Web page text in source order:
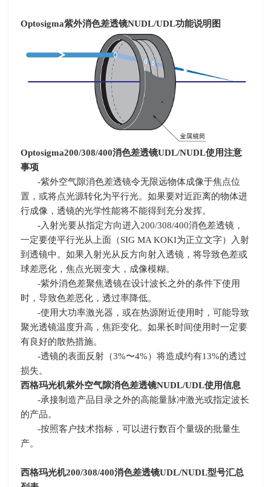
Optosigma紫外消色差透镜NUDL/UDL功能说明图
Optosigma200/308/400消色差透镜UDL/NUDL使用注意
事项
-紫外空气隙消色差透镜令无限远物体成像于焦点位
置，或将点光源转化为平行光。如果要对近距离的物体进
行成像，透镜的光学性能将不能得到充分发挥。
-入射光要从指定方向进入200/308/400消色差透镜，
一定要使平行光从上面（SIG MA KOKI为正立文字）入射
到透镜中。如果入射光从反方向射入透镜，将导致色差或
球差恶化，焦点光斑变大，成像模糊。
-紫外消色差聚焦透镜在设计波长之外的条件下使用
时，导致色差恶化，透过率降低。
-使用大功率激光器，或在热源附近使用时，可能导致
聚光透镜温度升高，焦距变化。如果长时间使用时一定要
有良好的散热措施。
-透镜的表面反射（3%〜4%）将造成约有13%的透过
损失。
西格玛光机紫外空气隙消色差透镜NUDL/UDL使用信息
-承接制造产品目录之外的高能量脉冲激光或指定波长
的产品。
-按照客户技术指标，可以进行数百个量级的批量生
产。
西格玛光机200/308/400消色差透镜UDL/NUDL型号汇总